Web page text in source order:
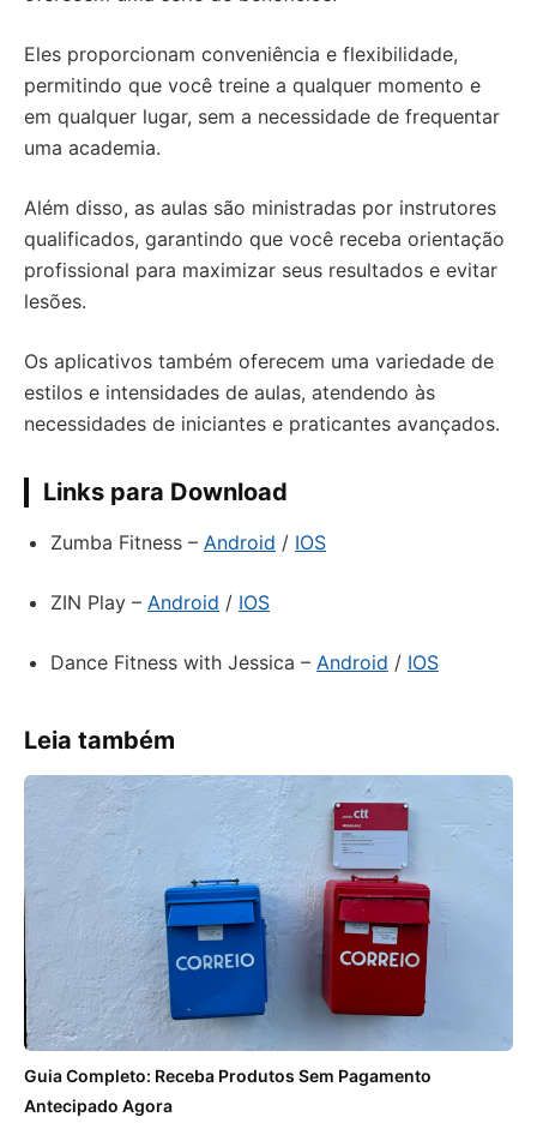
Eles proporcionam conveniência e flexibilidade,
permitindo que você treine a qualquer momento e
em qualquer lugar, sem a necessidade de frequentar
uma academia.
Além disso, as aulas são ministradas por instrutores
qualificados, garantindo que você receba orientação
profissional para maximizar seus resultados e evitar
lesões.
Os aplicativos também oferecem uma variedade de
estilos e intensidades de aulas, atendendo às
necessidades de iniciantes e praticantes avançados.
Links para Download
Zumba Fitness – Android / IOS
ZIN Play – Android / IOS
Dance Fitness with Jessica – Android / IOS
Leia também
Guia Completo: Receba Produtos Sem Pagamento
Antecipado Agora